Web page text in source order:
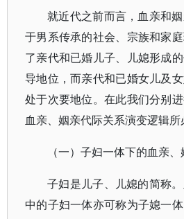
就近代之前而言，血亲和
于男系传承的社会、宗族和家
了亲代和已婚儿子、儿媳形成
导地位，而亲代和已婚女儿及
处于次要地位。在此我们分别
血亲、姻亲代际关系演变逻辑所
（一）子妇一体下的血亲
子妇是儿子、儿媳的简称
中的子妇一体亦可称为子媳一